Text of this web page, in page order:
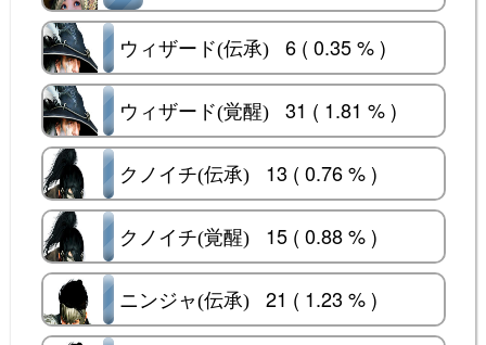
ウィザード(伝承)
ウィザード(伝承) 6 ( 0.35 % )
ウィザード(覚醒)
ウィザード(覚醒) 31 ( 1.81 % )
クノイチ(伝承)
クノイチ(伝承) 13 ( 0.76 % )
クノイチ(覚醒)
クノイチ(覚醒) 15 ( 0.88 % )
ニンジャ(伝承)
ニンジャ(伝承) 21 ( 1.23 % )